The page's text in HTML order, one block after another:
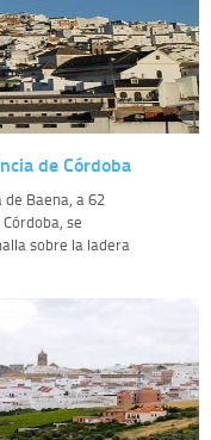
de Córdoba
de Baena, a 62
se
sobre la ladera